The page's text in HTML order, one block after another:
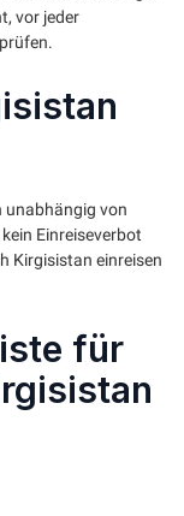
vor jeder
unabhängig von
Einreiseverbot
Kirgisistan einreisen
für